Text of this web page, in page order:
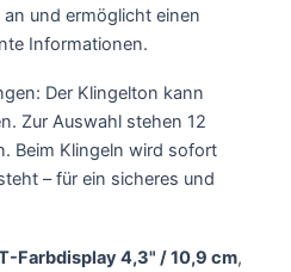
und ermöglicht einen
Informationen.
Der Klingelton kann
Zur Auswahl stehen 12
Beim Klingeln wird sofort
– für ein sicheres und
Farbdisplay 4,3" / 10,9 cm,